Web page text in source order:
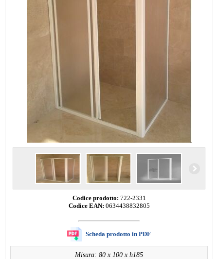
Codice prodotto: 722-2331
Codice EAN: 0634438832805
Scheda prodotto in PDF
Misura: 80 x 100 x h185